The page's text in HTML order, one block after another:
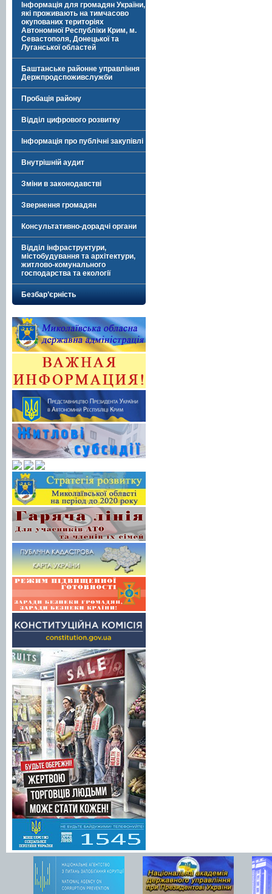
Інформація для громадян України,
які проживають на тимчасово
окупованих територіях
Автономної Республіки Крим, м.
Севастополя, Донецької та
Луганської областей
Баштанське районне управління
Держпродспоживслужби
Пробація району
Відділ цифрового розвитку
Інформація про публічні закупівлі
Внутрішній аудит
Зміни в законодавстві
Звернення громадян
Консультативно-дорадчі органи
Відділ інфраструктури,
містобудування та архітектури,
житлово-комунального
господарства та екології
Безбар’єрність